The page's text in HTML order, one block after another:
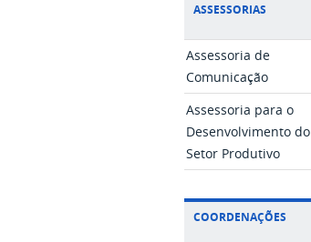
ASSESSORIAS
Assessoria de
Comunicação
Assessoria para o
Desenvolvimento do
Setor Produtivo
COORDENAÇÕES